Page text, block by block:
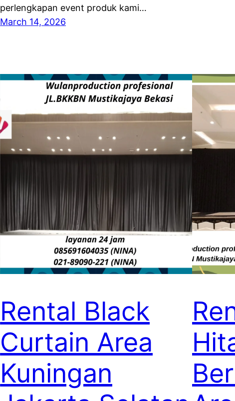
perlengkapan event produk kami…
March 14, 2026
Rental Black
Curtain Area
Kuningan